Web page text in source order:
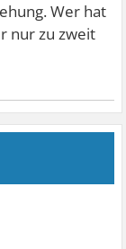
Wer hat
nur zu zweit